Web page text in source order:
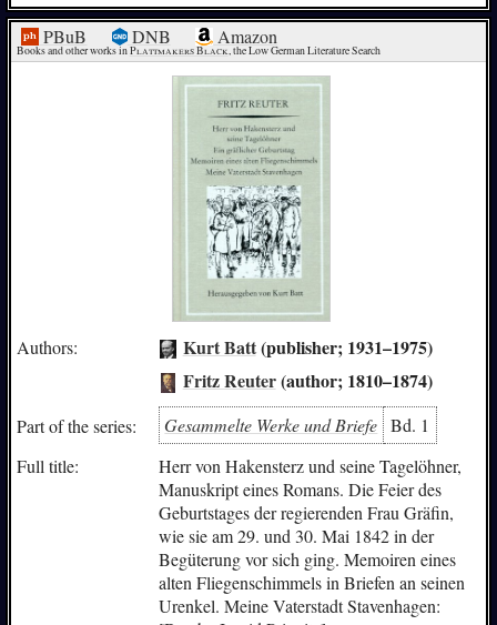
PBuB DNB Amazon
Books and other works in Plattmakers Black, the Low German Literature Search
Authors: Kurt Batt(publisher; 1931–1975)
Fritz Reuter(author; 1810–1874)
Part of the series: Gesammelte Werke und Briefe Bd. 1
Full title:
Herr von Hakensterz und seine Tagelöhner,
Manuskript eines Romans. Die Feier des
Geburtstages der regierenden Frau Gräfin,
wie sie am 29. und 30. Mai 1842 in der
Begüterung vor sich ging. Memoiren eines
alten Fliegenschimmels in Briefen an seinen
Urenkel. Meine Vaterstadt Stavenhagen: